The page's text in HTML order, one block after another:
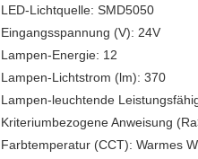
LED-Lichtquelle: SMD5050
Eingangsspannung (V): 24V
Lampen-Energie: 12
Lampen-Lichtstrom (lm): 370
Lampen-leuchtende
Kriteriumbezogene Anweisung
Farbtemperatur (CCT): Warmes